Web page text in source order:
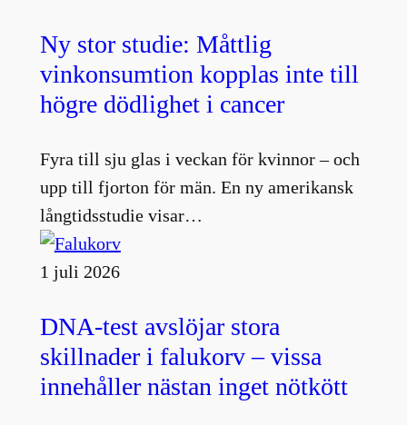
Ny stor studie: Måttlig
vinkonsumtion kopplas inte till
högre dödlighet i cancer
Fyra till sju glas i veckan för kvinnor – och
upp till fjorton för män. En ny amerikansk
långtidsstudie visar…
1 juli 2026
DNA-test avslöjar stora
skillnader i falukorv – vissa
innehåller nästan inget nötkött